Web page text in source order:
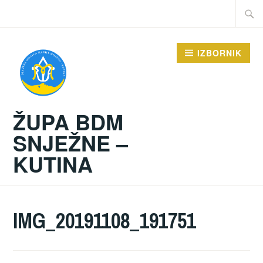
Traži:
ŽUPA BDM
SNJEŽNE –
KUTINA
IZBORNIK
IMG_20191108_191751